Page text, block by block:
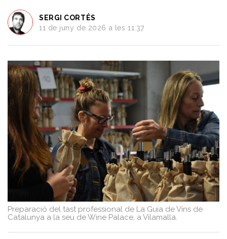
Sostenibilitat
Tendències
Turisme
i
Vi
Saber-
més
Vins
i
Cellers
Receptes
de
Vídeos
Gastronomia
SERGI CORTÉS
11 de juny de 2026 a les 11:37
Preparació del tast professional de La Guia de Vins de
Catalunya a la seu de Wine Palace, a Vilamalla.